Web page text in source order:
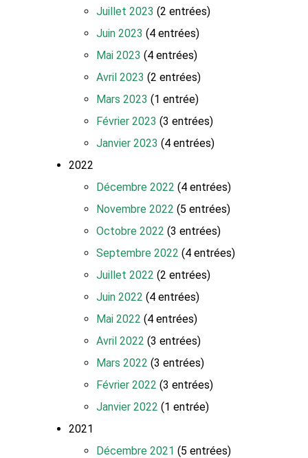
Juillet 2023 (2 entrées)
Juin 2023 (4 entrées)
Mai 2023 (4 entrées)
Avril 2023 (2 entrées)
Mars 2023 (1 entrée)
Février 2023 (3 entrées)
Janvier 2023 (4 entrées)
2022
Décembre 2022 (4 entrées)
Novembre 2022 (5 entrées)
Octobre 2022 (3 entrées)
Septembre 2022 (4 entrées)
Juillet 2022 (2 entrées)
Juin 2022 (4 entrées)
Mai 2022 (4 entrées)
Avril 2022 (3 entrées)
Mars 2022 (3 entrées)
Février 2022 (3 entrées)
Janvier 2022 (1 entrée)
2021
Décembre 2021 (5 entrées)